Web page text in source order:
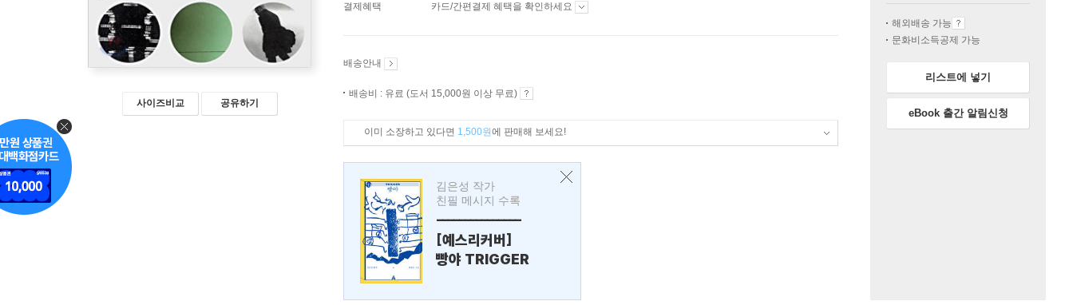
사이즈비교 공유하기
결제혜택 카드/간편결제 혜택을 확인하세요
배송안내
배송비 : 유료 (도서 15,000원 이상 무료)
이미 소장하고 있다면 1,500원에 판매해 보세요!
김은성 작가
친필 메시지 수록
---------------
[예스리커버]
빵야 TRIGGER
해외배송 가능
문화비소득공제 가능
리스트에 넣기
eBook 출간 알림신청